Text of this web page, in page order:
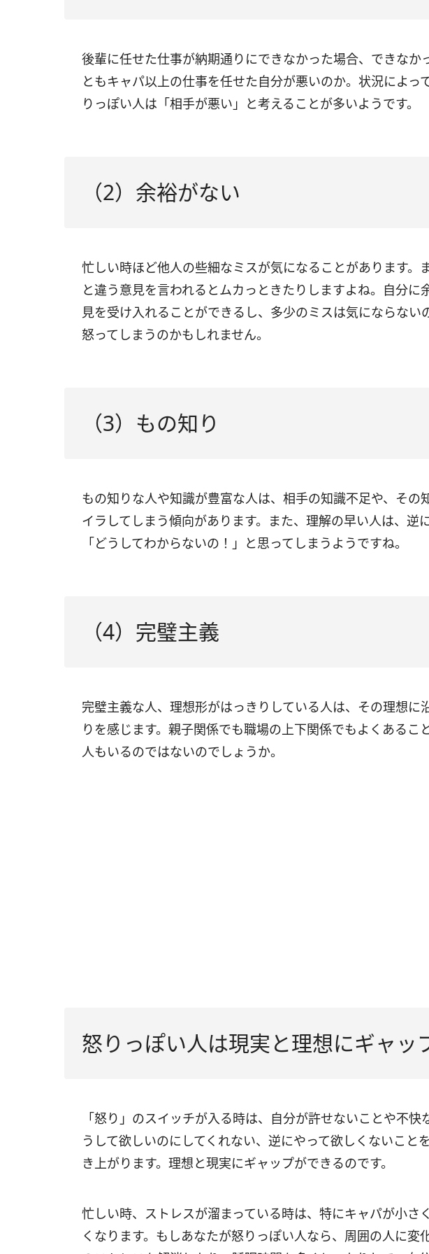
後輩に任せた仕事が納期通りにできなかった場合、できなか
ともキャパ以上の仕事を任せた自分が悪いのか。状況によっ
りっぽい人は「相手が悪い」と考えることが多いようです。
（2）余裕がない
忙しい時ほど他人の些細なミスが気になることがあります。
と違う意見を言われるとムカっときたりしますよね。自分に
見を受け入れることができるし、多少のミスは気にならない
怒ってしまうのかもしれません。
（3）もの知り
もの知りな人や知識が豊富な人は、相手の知識不足や、その
イラしてしまう傾向があります。また、理解の早い人は、逆
「どうしてわからないの！」と思ってしまうようですね。
（4）完璧主義
完璧主義な人、理想形がはっきりしている人は、その理想に
りを感じます。親子関係でも職場の上下関係でもよくあるこ
人もいるのではないのでしょうか。
怒りっぽい人は現実と理想にギャッ
「怒り」のスイッチが入る時は、自分が許せないことや不快
うして欲しいのにしてくれない、逆にやって欲しくないこと
き上がります。理想と現実にギャップができるのです。
忙しい時、ストレスが溜まっている時は、特にキャパが小さ
くなります。もしあなたが怒りっぽい人なら、周囲の人に変